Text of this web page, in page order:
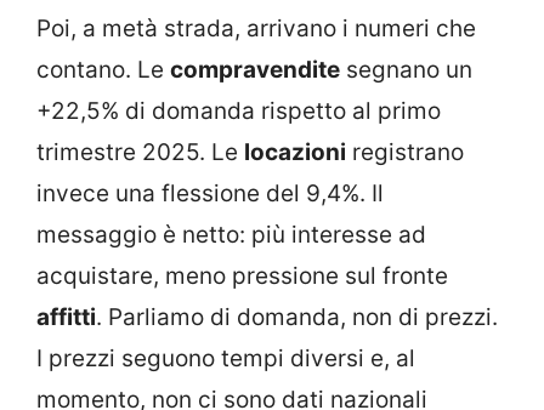
Poi, a metà strada, arrivano i numeri che
contano. Le compravendite segnano un
+22,5% di domanda rispetto al primo
trimestre 2025. Le locazioni registrano
invece una flessione del 9,4%. Il
messaggio è netto: più interesse ad
acquistare, meno pressione sul fronte
affitti. Parliamo di domanda, non di prezzi.
I prezzi seguono tempi diversi e, al
momento, non ci sono dati nazionali